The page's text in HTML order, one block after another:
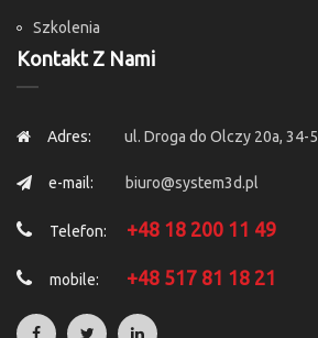
Szkolenia
Kontakt Z Nami
Adres: ul. Droga do Olczy 20a, 34-
e-mail: biuro@system3d.pl
Telefon: +48 18 200 11 49
mobile: +48 517 81 18 21